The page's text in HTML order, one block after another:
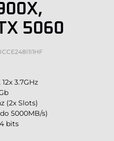
5060
3.7GHz
(2x Slots)
5000MB/s)
bits